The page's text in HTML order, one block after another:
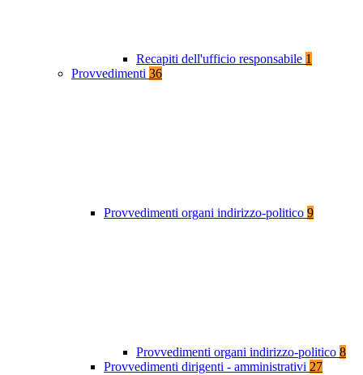
Recapiti dell'ufficio responsabile 1
Provvedimenti 36
Provvedimenti organi indirizzo-politico 9
Provvedimenti organi indirizzo-politico 8
Provvedimenti dirigenti - amministrativi 27